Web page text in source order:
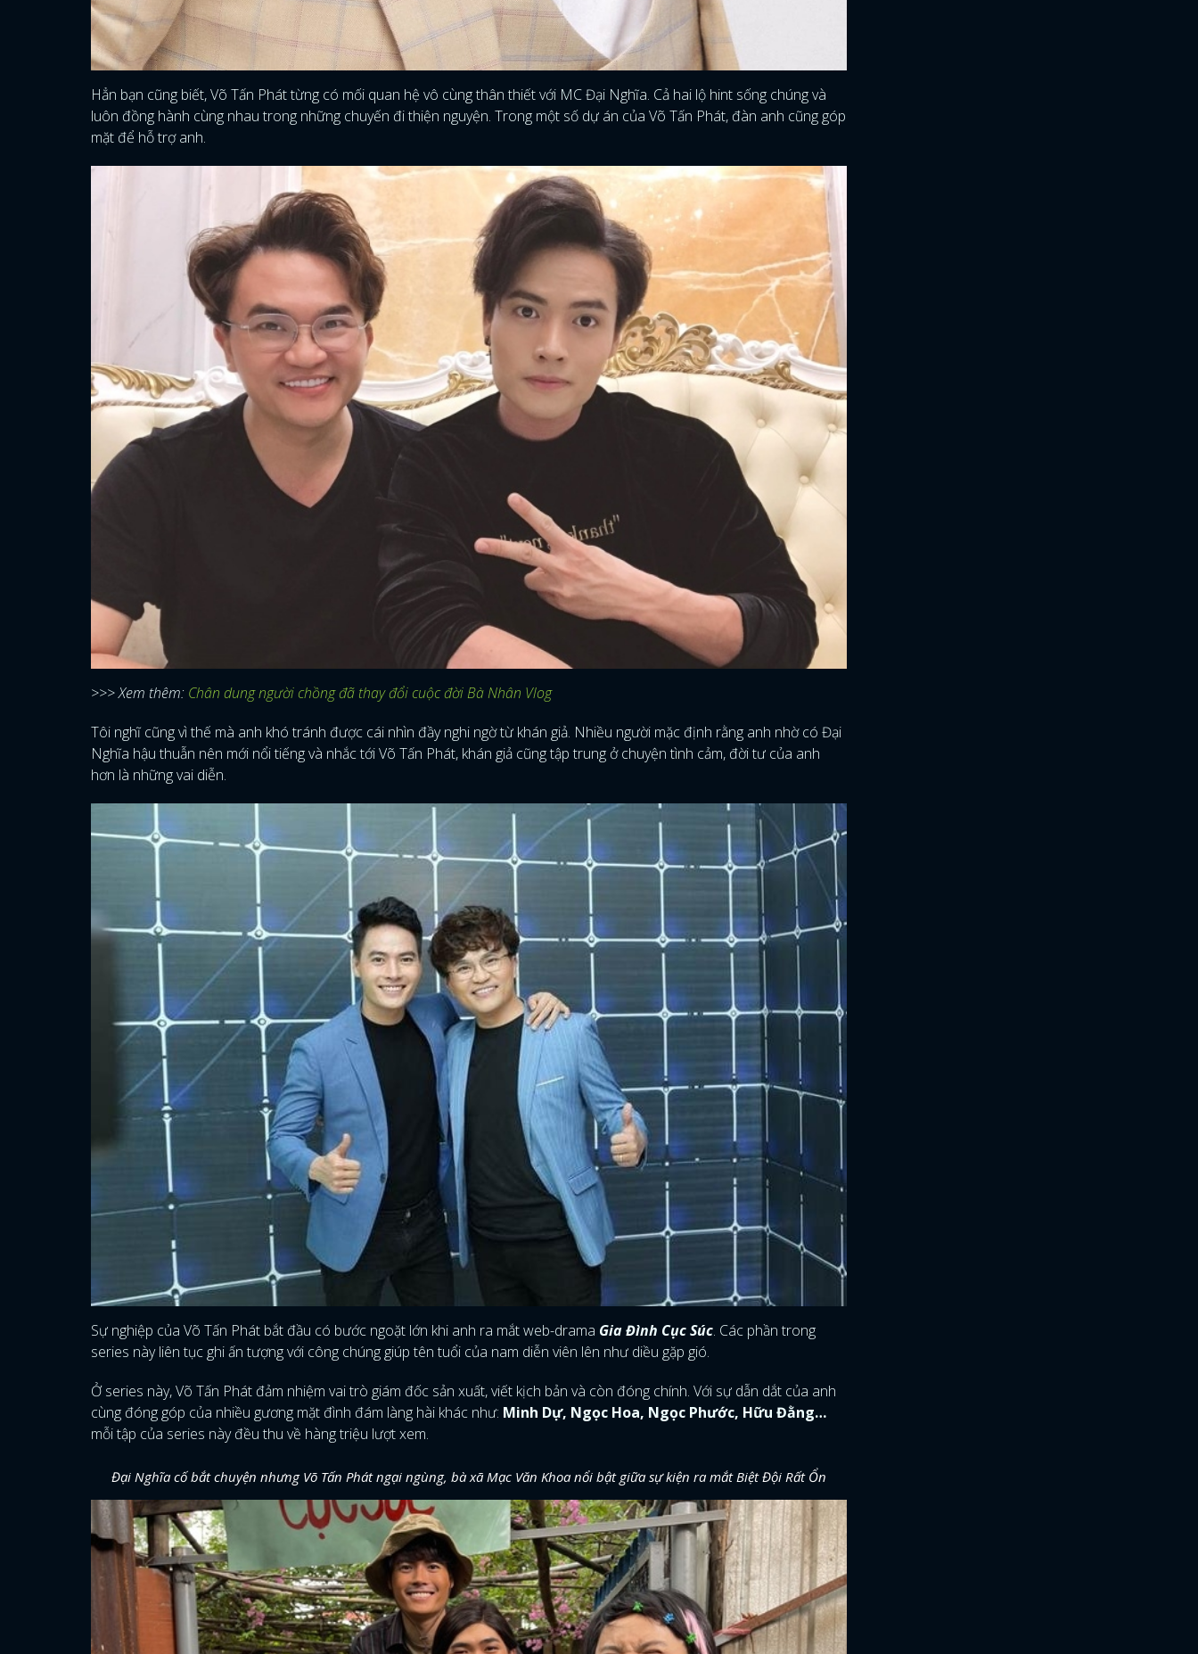
ĐĂNG NHẬP
FACEBOOK
Hẳn bạn cũng biết, Võ Tấn Phát từng có mối quan hệ vô cùng thân thiết với MC Đại Nghĩa. Cả hai lộ hint sống chúng và
luôn đồng hành cùng nhau trong những chuyến đi thiện nguyện. Trong một số dự án của Võ Tấn Phát, đàn anh cũng góp
mặt để hỗ trợ anh.
>>> Xem thêm: Chân dung người chồng đã thay đổi cuộc đời Bà Nhân Vlog
Tôi nghĩ cũng vì thế mà anh khó tránh được cái nhìn đầy nghi ngờ từ khán giả. Nhiều người mặc định rằng anh nhờ có Đại
Nghĩa hậu thuẫn nên mới nổi tiếng và nhắc tới Võ Tấn Phát, khán giả cũng tập trung ở chuyện tình cảm, đời tư của anh
hơn là những vai diễn.
Sự nghiệp của Võ Tấn Phát bắt đầu có bước ngoặt lớn khi anh ra mắt web-drama Gia Đình Cục Súc. Các phần trong
series này liên tục ghi ấn tượng với công chúng giúp tên tuổi của nam diễn viên lên như diều gặp gió.
Ở series này, Võ Tấn Phát đảm nhiệm vai trò giám đốc sản xuất, viết kịch bản và còn đóng chính. Với sự dẫn dắt của anh
cùng đóng góp của nhiều gương mặt đình đám làng hài khác như: Minh Dự, Ngọc Hoa, Ngọc Phước, Hữu Đằng…
mỗi tập của series này đều thu về hàng triệu lượt xem.
Đại Nghĩa cố bắt chuyện nhưng Võ Tấn Phát ngại ngùng, bà xã Mạc Văn Khoa nổi bật giữa sự kiện ra mắt Biệt Đội Rất Ổn